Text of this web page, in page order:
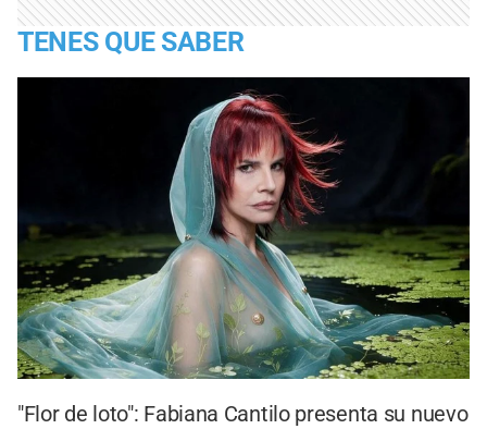
TENES QUE SABER
"Flor de loto": Fabiana Cantilo presenta su nuevo